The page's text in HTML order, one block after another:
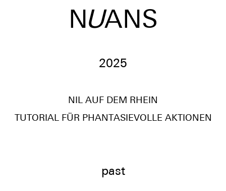
2025
NIL AUF DEM RHEIN
TUTORIAL FÜR PHANTASIEVOLLE AKTIONEN
past
NUANS